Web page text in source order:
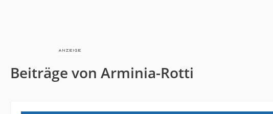
Beiträge von Arminia-Rotti